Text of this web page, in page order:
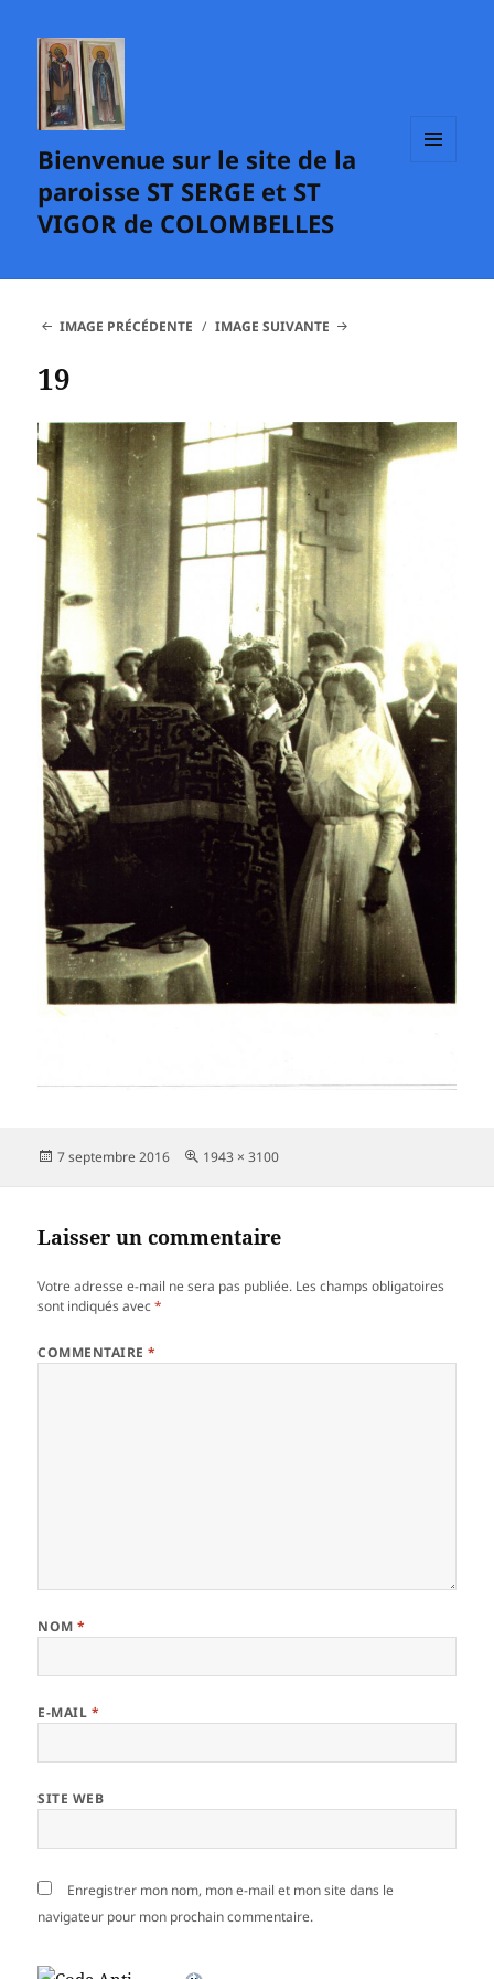
Bienvenue sur le site de la
paroisse ST SERGE et ST
VIGOR de COLOMBELLES
IMAGE PRÉCÉDENTE IMAGE SUIVANTE
19
Publié
7 septembre 2016
Taille
1943 × 3100
Laisser un commentaire
Votre adresse e-mail ne sera pas publiée. Les champs obligatoires
sont indiqués avec*
COMMENTAIRE*
NOM*
E-MAIL *
SITE WEB
Enregistrer mon nom, mon e-mail et mon site dans le
navigateur pour mon prochain commentaire.